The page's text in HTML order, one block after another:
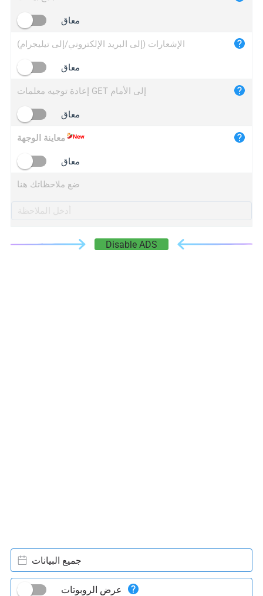
iplogger.cn
معاق
الإشعارات (إلى البريد الإلكتروني/إلى تيليجرام)
معاق
إعادة توجيه معلمات GET إلى الأمام
معاق
معاينة الوجهة
معاق
ضع ملاحظاتك هنا
Disable ADS
جميع البيانات
عرض الروبوتات